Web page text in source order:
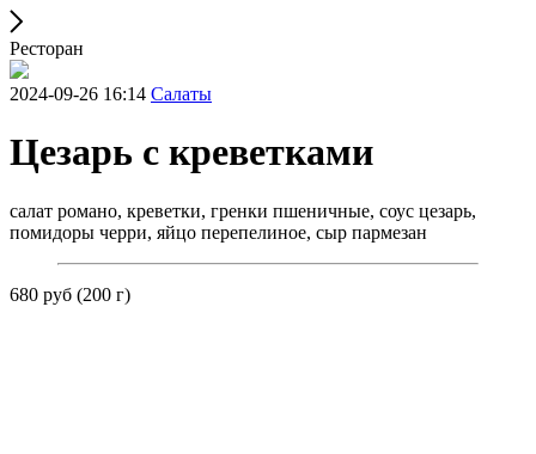
Ресторан
2024-09-26 16:14 Салаты
Цезарь с креветками
салат романо, креветки, гренки пшеничные, соус цезарь,
помидоры черри, яйцо перепелиное, сыр пармезан
680 руб (200 г)